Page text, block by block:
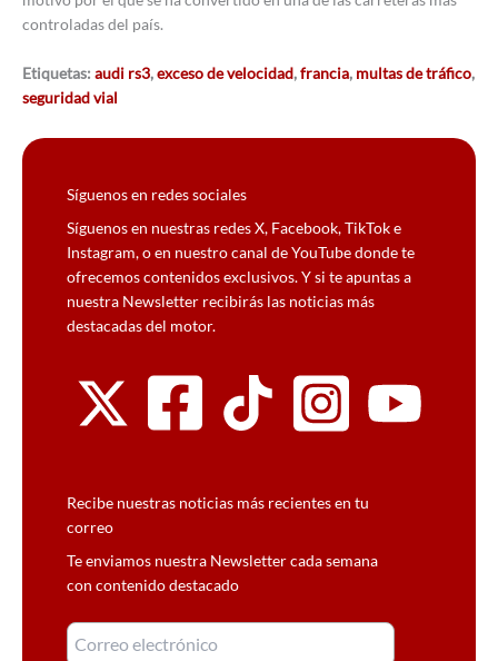
controladas del país.
Etiquetas: audi rs3,exceso de velocidad,francia, multas de tráfico,
seguridad vial
Síguenos en redes sociales
Síguenos en nuestras redes X, Facebook, TikTok e
Instagram, o en nuestro canal de YouTube donde te
ofrecemos contenidos exclusivos. Y si te apuntas a
nuestra Newsletter recibirás las noticias más
destacadas del motor.
Recibe nuestras noticias más recientes en tu
correo
Te enviamos nuestra Newsletter cada semana
con contenido destacado